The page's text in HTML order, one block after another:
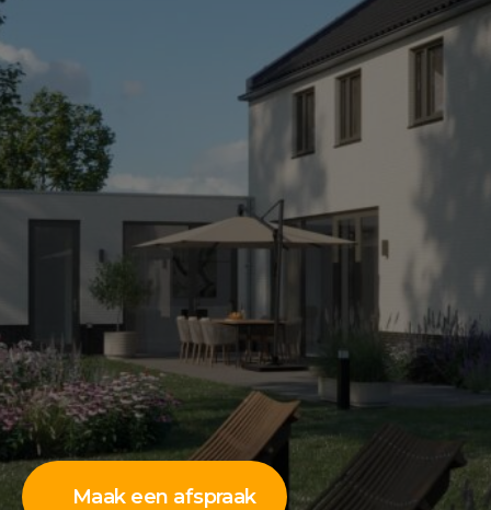
Maak een afspraak